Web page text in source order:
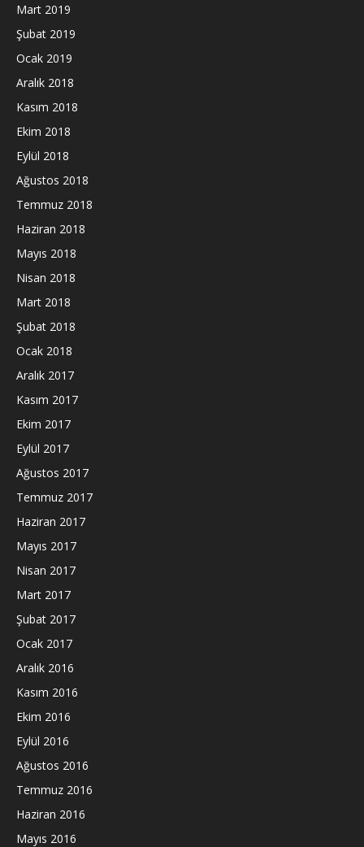
Mart 2019
Şubat 2019
Ocak 2019
Aralık 2018
Kasım 2018
Ekim 2018
Eylül 2018
Ağustos 2018
Temmuz 2018
Haziran 2018
Mayıs 2018
Nisan 2018
Mart 2018
Şubat 2018
Ocak 2018
Aralık 2017
Kasım 2017
Ekim 2017
Eylül 2017
Ağustos 2017
Temmuz 2017
Haziran 2017
Mayıs 2017
Nisan 2017
Mart 2017
Şubat 2017
Ocak 2017
Aralık 2016
Kasım 2016
Ekim 2016
Eylül 2016
Ağustos 2016
Temmuz 2016
Haziran 2016
Mayıs 2016